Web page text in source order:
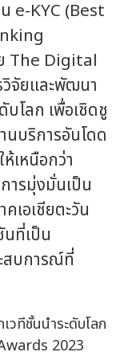
e-KYC (Best
The Digital
วิจัยและพัฒนา
บโลก เพื่อเชิดชู
บริการอันโดด
เหนือกว่า
ารมุ่งมั่นเป็น
เอเชียตะวัน
นที่เป็น
สบการณ์ที่